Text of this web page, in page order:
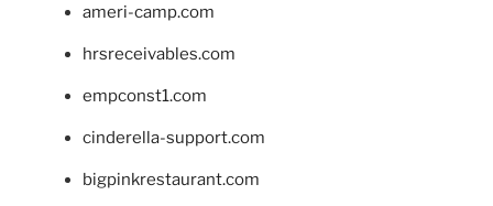
ameri-camp.com
hrsreceivables.com
empconst1.com
cinderella-support.com
bigpinkrestaurant.com